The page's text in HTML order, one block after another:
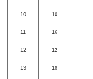
10 10
11 16
12 12
13 18